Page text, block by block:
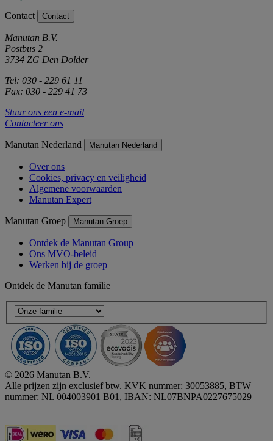
Contact Contact
Manutan B.V.
Postbus 2
3734 ZG Den Dolder
Tel: 030 - 229 61 11
Fax: 030 - 229 41 73
Stuur ons een e-mail
Contacteer ons
Manutan Nederland Manutan Nederland
Over ons
Cookies, privacy en veiligheid
Algemene voorwaarden
Manutan Expert
Manutan Groep Manutan Groep
Ontdek de Manutan Group
Ons MVO-beleid
Werken bij de groep
Ontdek de Manutan familie
© 2026 Manutan B.V.
Alle prijzen zijn exclusief btw. KVK nummer: 30053885, BTW
nummer: NL 004003901 B01, IBAN: NL07BNPA0227675029